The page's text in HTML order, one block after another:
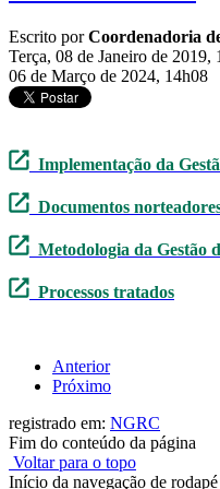
Escrito porCoordenadoria
Terça, 08 de Janeiro de 2019,
06 de Março de 2024, 14h08
Implementação da
Documentos
Metodologia da Gestão
Processos tratados
Anterior
Próximo
registrado em: NGRC
Fim do conteúdo da página
Voltar para o topo
Início da navegação de rodapé